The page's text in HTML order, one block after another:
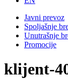
Javni prevoz
Spoljašnje
Unutrašnje
Promocije
klijent-